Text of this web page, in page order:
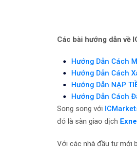
Các bài hướng dẫn về
Hướng Dẫn Cách
Hướng Dẫn Cách
Hướng Dẫn NẠP
Hướng Dẫn Cách
Song song với
đó là sàn giao dịch
Với các nhà đầu tư mới